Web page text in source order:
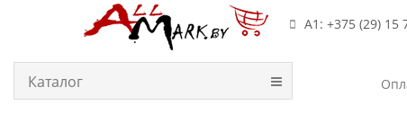
А1: +375 (29) 15
Каталог